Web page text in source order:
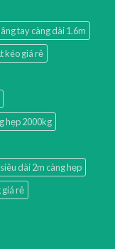
tay càng dài 1.6m
kéo giá rẻ
hẹp 2000kg
dài 2m càng hẹp
giá rẻ